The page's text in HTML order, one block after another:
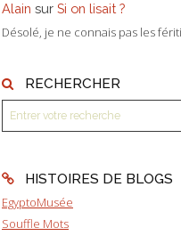
Alain sur Si on lisait ?
Désolé, je ne connais pas les
RECHERCHER
HISTOIRES DE BLOGS
EgyptoMusée
Souffle Mots